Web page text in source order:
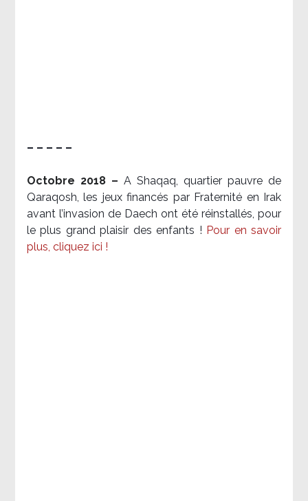
– – – – –
Octobre 2018 – A Shaqaq, quartier pauvre de
Qaraqosh, les jeux financés par Fraternité en Irak​
avant l’invasion de Daech ont été réinstallés, pour
le plus grand plaisir des enfants ! Pour en savoir
plus, cliquez ici !